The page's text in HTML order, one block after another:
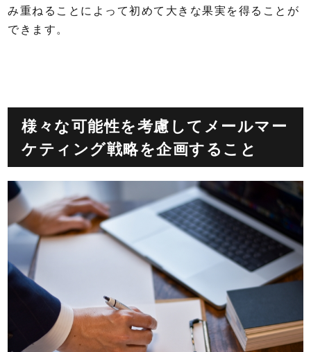
み重ねることによって初めて大きな果実を得ることが
できます。
様々な可能性を考慮してメールマー
ケティング戦略を企画すること